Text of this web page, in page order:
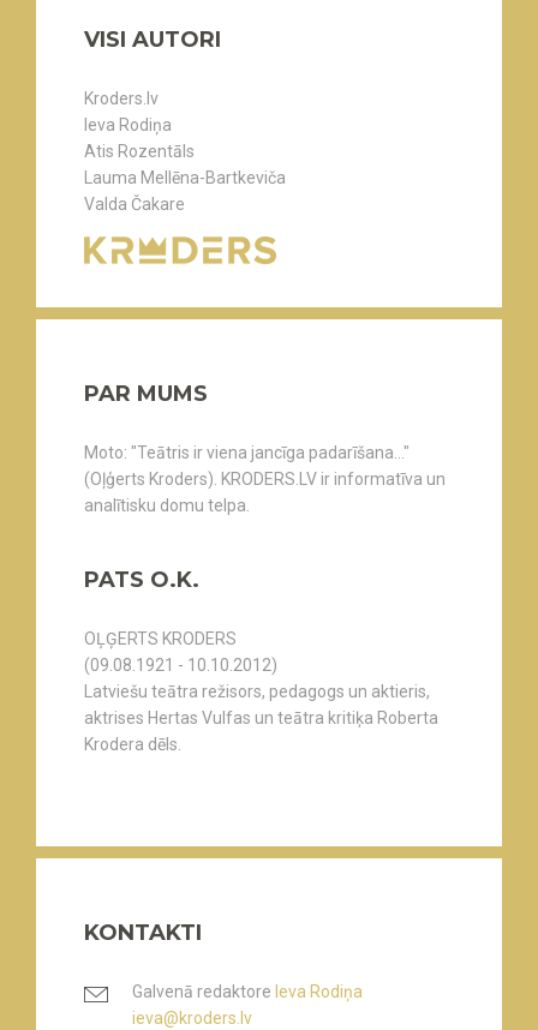
VISI AUTORI
Kroders.lv
Ieva Rodiņa
Atis Rozentāls
Lauma Mellēna-Bartkeviča
Valda Čakare
PAR MUMS
Moto: "Teātris ir viena jancīga padarīšana..."
(Oļģerts Kroders). KRODERS.LV ir informatīva un
analītisku domu telpa.
PATS O.K.
OĻĢERTS KRODERS
(09.08.1921 - 10.10.2012)
Latviešu teātra režisors, pedagogs un aktieris,
aktrises Hertas Vulfas un teātra kritiķa Roberta
Krodera dēls.
KONTAKTI
Galvenā redaktore Ieva Rodiņa
ieva@kroders.lv